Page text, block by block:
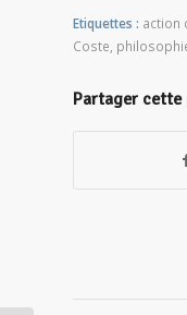
Etiquettes : action
Coste
Partager cette